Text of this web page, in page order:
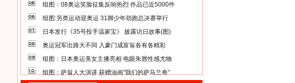
组图：08奥运笑脸征集反响热烈 作品已近5000件
组图:另类运动迎奥运 31脚少年劲跑总决赛举行
日本发行《35号投手温家宝》 披露访日故事(图)
奥运冠军出路大不同 入豪门成富翁各有各精彩
组图：日本奥运美女主播亮相 电眼朱唇性感尤物
组图：萨翁人大演讲 获赠油画"我们的萨马兰奇"